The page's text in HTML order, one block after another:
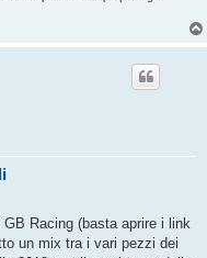
Racing (basta aprire i link
un mix tra i vari pezzi dei